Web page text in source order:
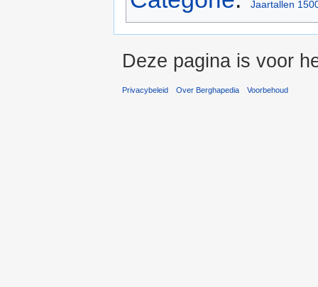
Jaartallen
Deze pagina is voor
Privacybeleid Over Berghapedia Voorbehoud